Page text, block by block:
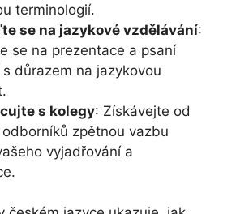
terminologií.
se na jazykové vzdělávání:
se na prezentace a psaní
důrazem na jazykovou
s kolegy: Získávejte od
zpětnou vazbu
vyjadřování a